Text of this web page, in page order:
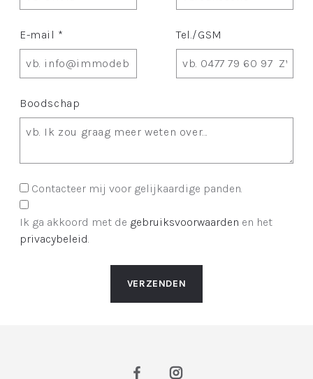
E-mail * Tel./GSM
Boodschap
Contacteer mij voor gelijkaardige panden.
Ik ga akkoord met de gebruiksvoorwaarden en het
privacybeleid.
VERZENDEN